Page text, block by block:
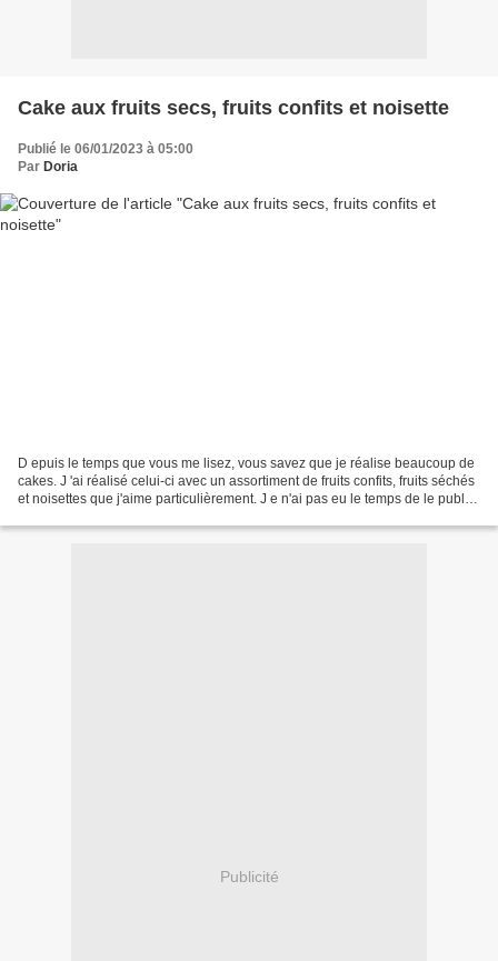
Cake aux fruits secs, fruits confits et noisette
Publié le 06/01/2023 à 05:00
Par Doria
D epuis le temps que vous me lisez, vous savez que je réalise beaucoup de
cakes. J 'ai réalisé celui-ci avec un assortiment de fruits confits, fruits séchés
et noisettes que j'aime particulièrement. J e n'ai pas eu le temps de le publier
Publicité